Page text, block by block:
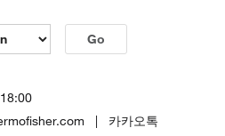
Go
| 카카오톡